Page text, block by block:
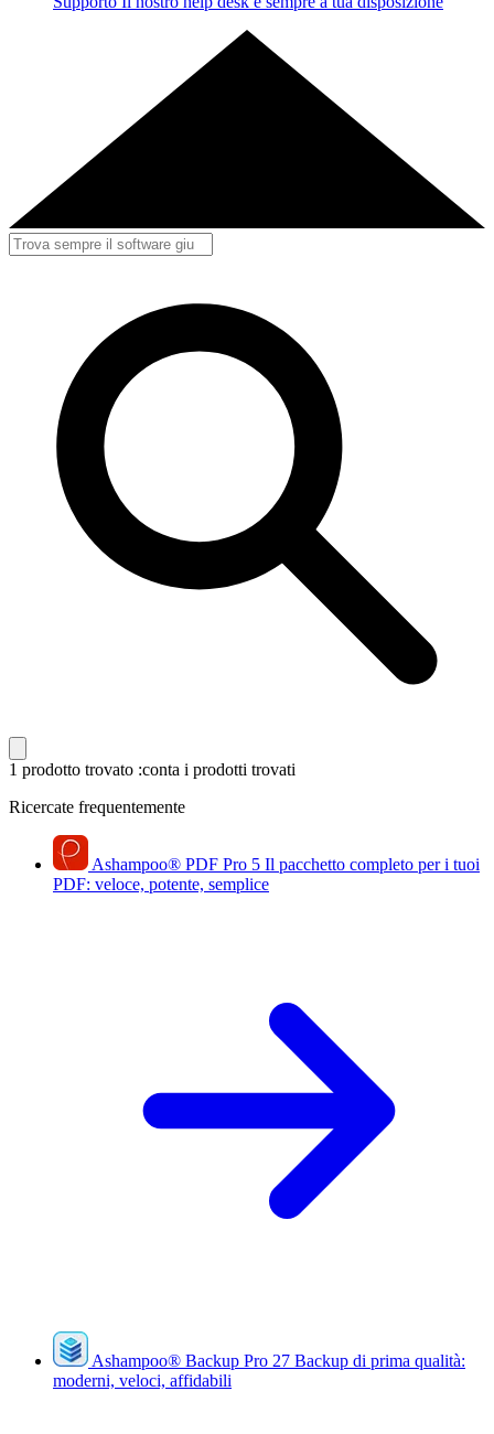
1 prodotto trovato :conta i prodotti trovati
Ricercate frequentemente
Ashampoo® PDF Pro 5 Il pacchetto completo per i tuoi
PDF: veloce, potente, semplice
Ashampoo® Backup Pro 27 Backup di prima qualità:
moderni, veloci, affidabili